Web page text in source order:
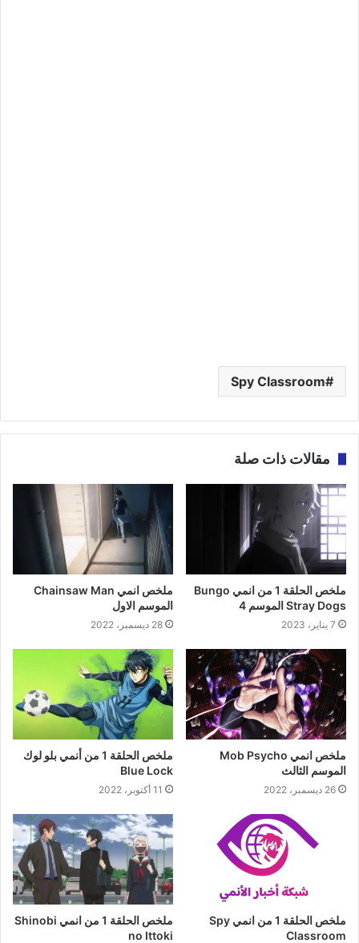
Spy Classroom
مقالات ذات صلة
ملخص الحلقة 1 من انمي Bungo
Stray Dogs الموسم 4
7 يناير، 2023
ملخص انمي Chainsaw Man
الموسم الاول
28 ديسمبر، 2022
ملخص انمي Mob Psycho
الموسم الثالث
26 ديسمبر، 2022
ملخص الحلقة 1 من أنمي بلو لوك
Blue Lock
11 أكتوبر، 2022
ملخص الحلقة 1 من انمي Spy
Classroom
ملخص الحلقة 1 من انمي Shinobi
no Ittoki